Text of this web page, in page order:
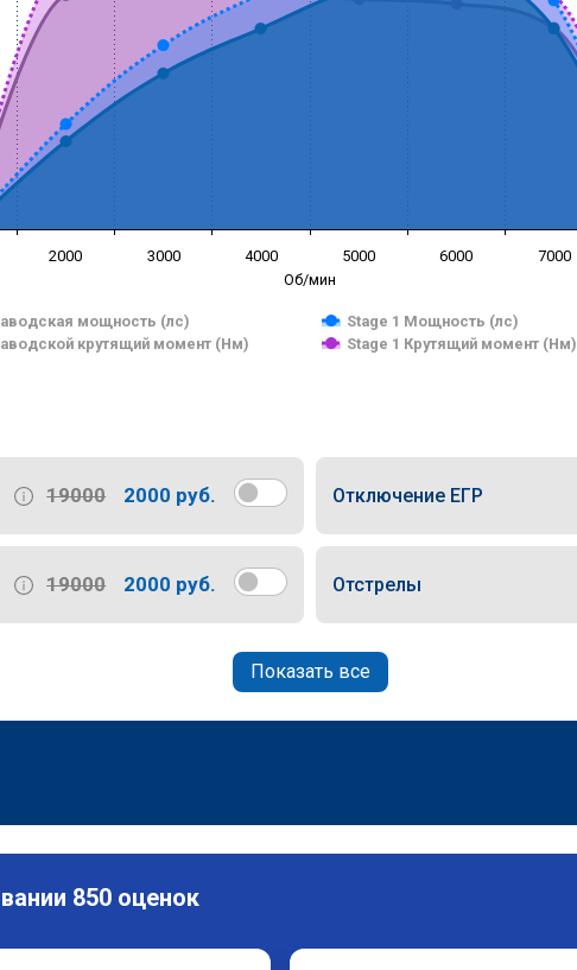
Об/мин
мощность (лс)
Stage 1 Мощность (лс)
крутящий момент (Нм)
Stage 1 Крутящий момент (Нм)
2000 3000 4000 5000 6000 7000
19000 2000 руб. Отключение ЕГР
19000 2000 руб. Отстрелы
Показать все
850 оценок